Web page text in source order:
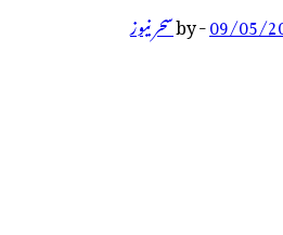
09/05/
-
byسحر نیوز